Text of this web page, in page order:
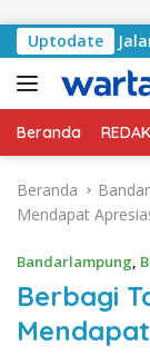
Uptodate
Jalan RA
Beranda
Beranda
Mendapat
Bandarlampung,
Berbagi